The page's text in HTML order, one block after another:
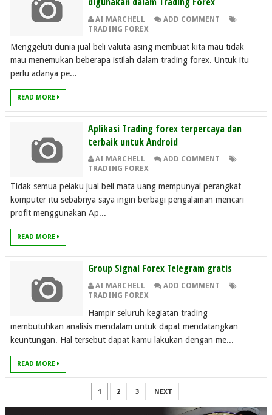
AI MARCHELL
ADD COMMENT
TRADING FOREX
Menggeluti dunia jual beli valuta asing membuat kita mau tidak
mau menemukan beberapa istilah dalam trading forex. Untuk itu
perlu adanya pe...
READ MORE
Aplikasi Trading forex terpercaya dan
terbaik untuk Android
AI MARCHELL
ADD COMMENT
TRADING FOREX
Tidak semua pelaku jual beli mata uang mempunyai perangkat
komputer itu sebabnya saya ingin berbagi pengalaman mencari
profit menggunakan Ap...
READ MORE
Group Signal Forex Telegram gratis
AI MARCHELL
ADD COMMENT
TRADING FOREX
Hampir seluruh kegiatan trading
membutuhkan analisis mendalam untuk dapat mendatangkan
keuntungan. Hal tersebut dapat kamu lakukan dengan me...
READ MORE
1 2 3 NEXT